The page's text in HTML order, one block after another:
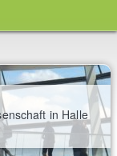
in Halle